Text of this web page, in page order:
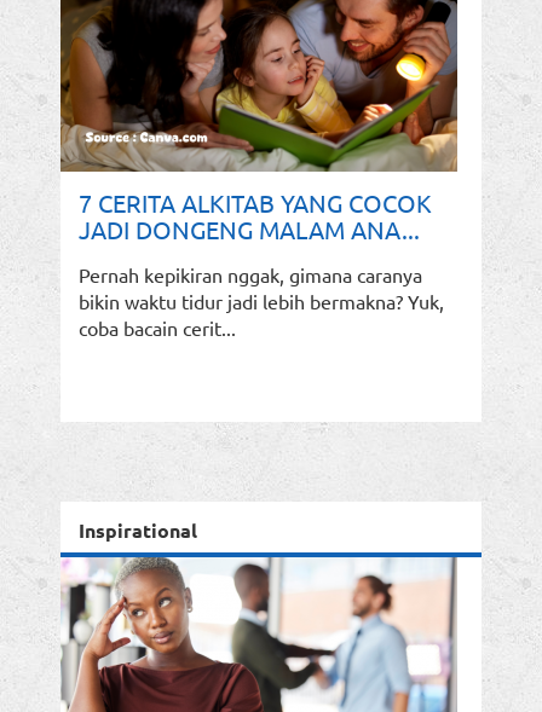
7 CERITA ALKITAB YANG COCOK
JADI DONGENG MALAM ANA...
Pernah kepikiran nggak, gimana caranya
bikin waktu tidur jadi lebih bermakna? Yuk,
coba bacain cerit...
Inspirational